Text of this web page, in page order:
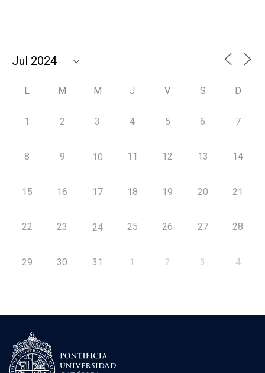
L M M J V S D
1 2 3 4 5 6 7
8 9 10 11 12 13 14
15 16 17 18 19 20 21
22 23 24 25 26 27 28
29 30 31 1 2 3 4